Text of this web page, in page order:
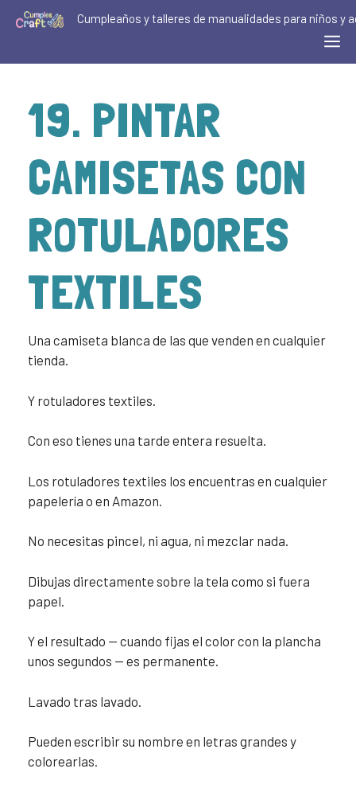
Cumpleaños y talleres de manualidades para niños y
19. PINTAR
CAMISETAS CON
ROTULADORES
TEXTILES
Una camiseta blanca de las que venden en cualquier
tienda.
Y rotuladores textiles.
Con eso tienes una tarde entera resuelta.
Los rotuladores textiles los encuentras en cualquier
papelería o en Amazon.
No necesitas pincel, ni agua, ni mezclar nada.
Dibujas directamente sobre la tela como si fuera
papel.
Y el resultado — cuando fijas el color con la plancha
unos segundos — es permanente.
Lavado tras lavado.
Pueden escribir su nombre en letras grandes y
colorearlas.